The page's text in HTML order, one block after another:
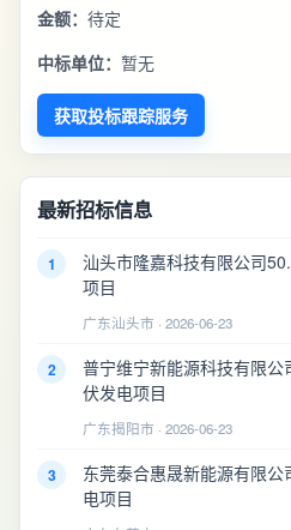
金额： 待定
中标单位： 暂无
获取投标跟踪服务
最新招标信息
1
汕头市隆嘉科技有限公司
项目
广东汕头市 · 2026-06-23
2
普宁维宁新能源科技有限
伏发电项目
广东揭阳市 · 2026-06-23
3
东莞泰合惠晟新能源有限
电项目